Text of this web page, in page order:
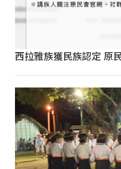
西拉雅族獲民族認定 原